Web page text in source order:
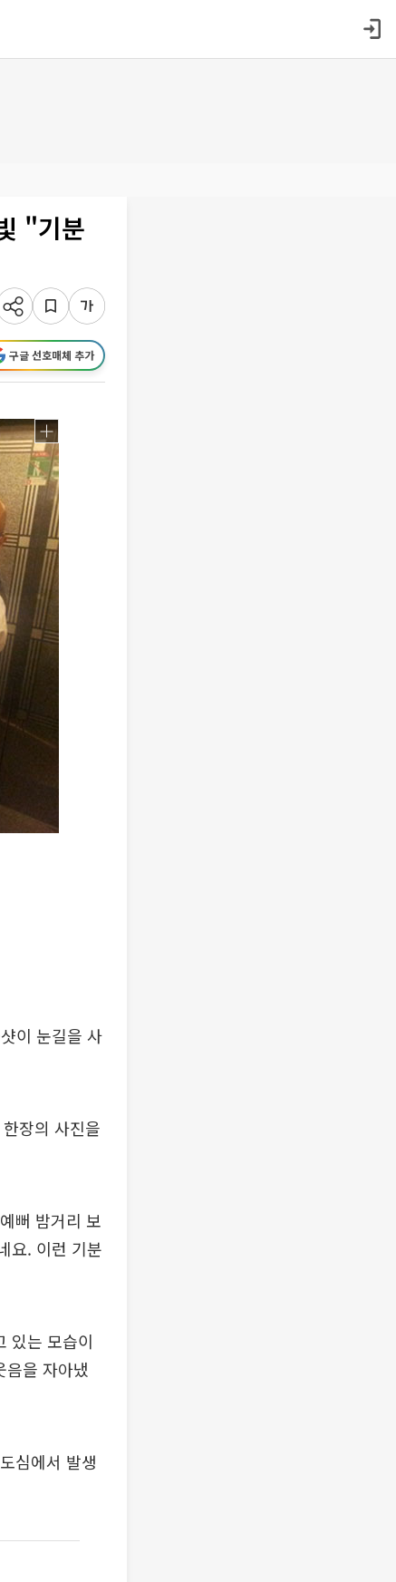
"기분
구글 선호매체 추가
이 눈길을 사
장의 사진을
뻐 밤거리 보
요. 이런 기분
있는 모습이
을 자아냈
심에서 발생